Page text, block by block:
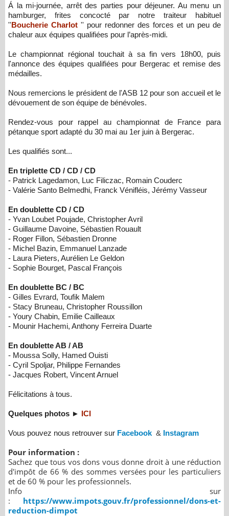
Á la mi-journée, arrêt des parties pour déjeuner. Au menu un
hamburger, frites concocté par notre traiteur habituel
''Boucherie Charlot '' pour redonner des forces et un peu de
chaleur aux équipes qualifiées pour l’après-midi.
Le championnat régional touchait à sa fin vers 18h00, puis
l'annonce des équipes qualifiées pour Bergerac et remise des
médailles.
Nous remercions le président de l'ASB 12 pour son accueil et le
dévouement de son équipe de bénévoles.
Rendez-vous pour rappel au championnat de France para
pétanque sport adapté du 30 mai au 1er juin à Bergerac.
Les qualifiés sont...
En triplette CD / CD / CD
- Patrick Lagedamon, Luc Filiczac, Romain Couderc
- Valérie Santo Belmedhi, Franck Vénifléis, Jérémy Vasseur
En doublette CD / CD
- Yvan Loubet Poujade, Christopher Avril
- Guillaume Davoine, Sébastien Rouault
- Roger Fillon, Sébastien Dronne
- Michel Bazin, Emmanuel Lanzade
- Laura Pieters, Aurélien Le Geldon
- Sophie Bourget, Pascal François
En doublette BC / BC
​- Gilles Evrard, Toufik Malem
​- Stacy Bruneau, Christopher Roussillon
​- Youry Chabin, Emilie Cailleaux
​- Mounir Hachemi, Anthony Ferreira Duarte
En doublette AB / AB
- Moussa Solly, Hamed Ouisti
- Cyril Spoljar, Philippe Fernandes
- Jacques Robert, Vincent Arnuel
Félicitations à tous.
Quelques photos ► ICI
Vous pouvez nous retrouver sur Facebook & Instagram
Pour information :
Sachez que tous vos dons vous donne droit à une réduction
d'impôt de 66 % des sommes versées pour les particuliers
et de 60 % pour les professionnels.
Info sur
: https://www.impots.gouv.fr/professionnel/dons-et-
reduction-dimpot